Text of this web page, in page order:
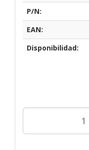
P/N:
EAN:
Disponibilidad: